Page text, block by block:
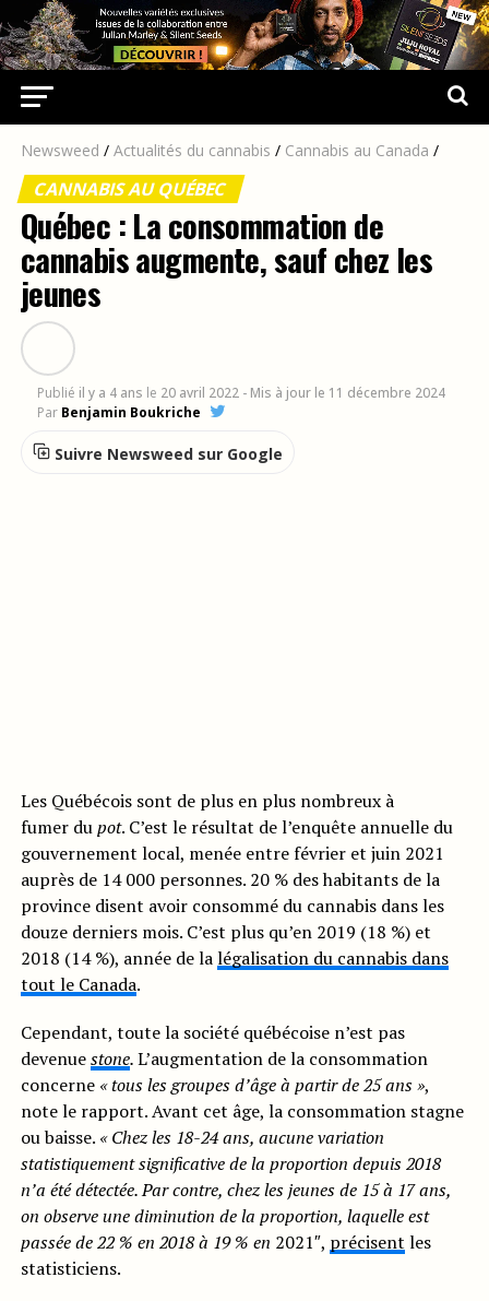
Newsweed / Actualités du cannabis / Cannabis au Canada /
CANNABIS AU QUÉBEC
Québec : La consommation de
cannabis augmente, sauf chez les
jeunes
Publié il y a 4 ans le 20 avril 2022 - Mis à jour le 11 décembre 2024
Par Benjamin Boukriche
Suivre Newsweed sur Google
Les Québécois sont de plus en plus nombreux à
fumer dupot. C’est le résultat de l’enquête annuelle du
gouvernement local, menée entre février et juin 2021
auprès de 14 000 personnes. 20 % des habitants de la
province disent avoir consommé du cannabis dans les
douze derniers mois. C’est plus qu’en 2019 (18 %) et
2018 (14 %), année de lalégalisation du cannabis dans
tout le Canada.
Cependant, toute la société québécoise n’est pas
devenuestone.L’augmentation de la consommation
concerne «tous lesgroupes d’âge à partir de 25 ans »,
note le rapport. Avant cet âge, la consommation stagne
ou baisse. « Chez les 18-24 ans, aucune variation
statistiquement significative de la proportion depuis 2018
n’a été détectée. Par contre, chez les jeunes de 15 à 17 ans,
on observe une diminution de la proportion, laquelle est
passée de 22 % en 2018 à 19 % en 2021″, précisent les
statisticiens.